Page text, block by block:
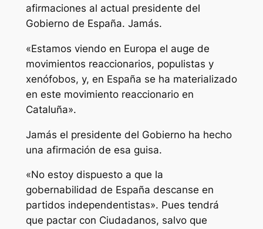
afirmaciones al actual presidente del
Gobierno de España. Jamás.
«Estamos viendo en Europa el auge de
movimientos reaccionarios, populistas y
xenófobos, y, en España se ha materializado
en este movimiento reaccionario en
Cataluña».
Jamás el presidente del Gobierno ha hecho
una afirmación de esa guisa.
«No estoy dispuesto a que la
gobernabilidad de España descanse en
partidos independentistas». Pues tendrá
que pactar con Ciudadanos, salvo que